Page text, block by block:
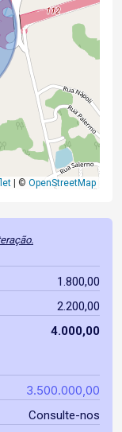
© OpenStreetMap
1.800,00
2.200,00
4.000,00
3.500.000,00
Consulte-nos